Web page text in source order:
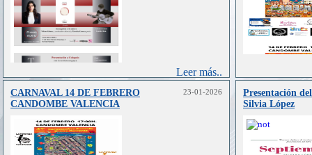
Leer más..
CARNAVAL 14 DE FEBRERO
CANDOMBE VALENCIA
23-01-2026
Presentación
Silvia López